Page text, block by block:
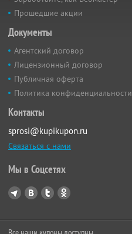
Прошедшие акции
Документы
Агентский договор
Лицензионный договор
Публичная оферта
Политика конфиденциальности
Контакты
sprosi@kupikupon.ru
Связаться с нами
Мы в Соцсетях